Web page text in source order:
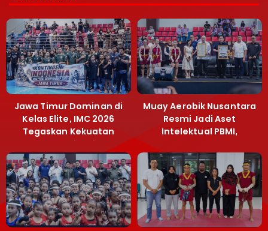
Jawa Timur Dominan di
Kelas Elite, IMC 2026
Tegaskan Kekuatan
Muaythai Jatim
Muay Aerobik Nusantara
Resmi Jadi Aset
Intelektual PBMI,
Terobosan Bangun
Grassroots